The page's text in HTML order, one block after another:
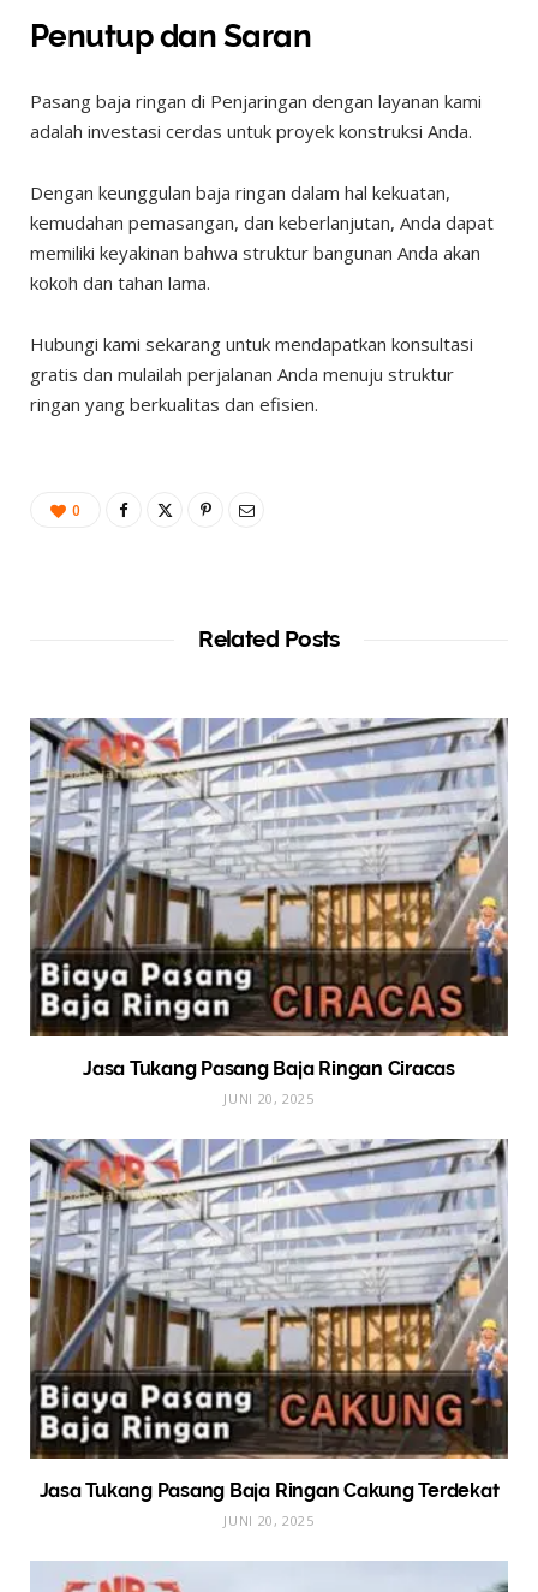
Penutup dan Saran
Pasang baja ringan di Penjaringan dengan layanan kami
adalah investasi cerdas untuk proyek konstruksi Anda.
Dengan keunggulan baja ringan dalam hal kekuatan,
kemudahan pemasangan, dan keberlanjutan, Anda dapat
memiliki keyakinan bahwa struktur bangunan Anda akan
kokoh dan tahan lama.
Hubungi kami sekarang untuk mendapatkan konsultasi
gratis dan mulailah perjalanan Anda menuju struktur
ringan yang berkualitas dan efisien.
0
Related Posts
Jasa Tukang Pasang Baja Ringan Ciracas
JUNI 20, 2025
Jasa Tukang Pasang Baja Ringan Cakung Terdekat
JUNI 20, 2025